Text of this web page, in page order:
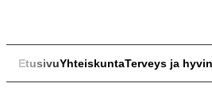
EtusivuYhteiskuntaTerveys ja